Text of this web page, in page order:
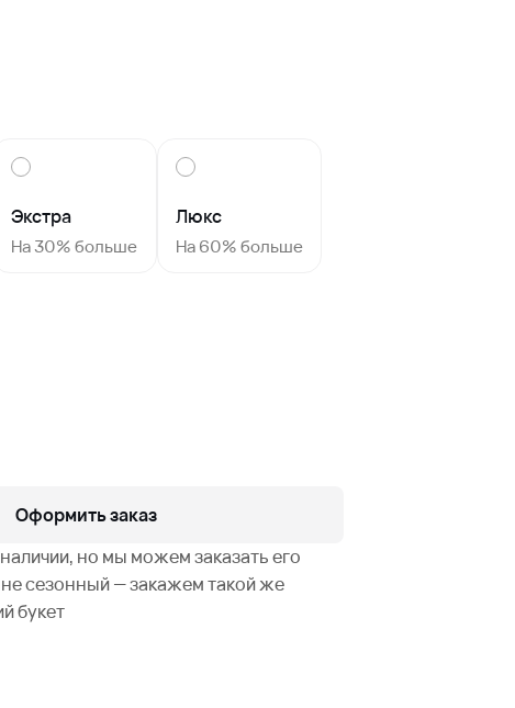
Экстра
На 30% больше
Люкс
На 60% больше
Оформить заказ
но мы можем заказать его
не сезонный — закажем такой же
букет